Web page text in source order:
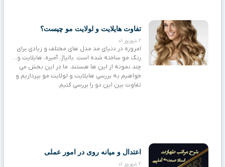
تفاوت هایلایت و لولایت مو چیست؟
2 شهریور 01
امروزه در دنیای مد مدل های مختلف و زیادی برای
رنگ مو ساخته شده است. بالیاژ، آمبره، هایلایت و…
چند نمونه از این ها هستند. ما در این بخش می
خواهیم به بررسی هایلایت و لولایت مو بپردازیم و
تفاوت بین این دو را بررسی کنیم.
اعتدال و میانه روی در امور عملی
2 شهریور 01